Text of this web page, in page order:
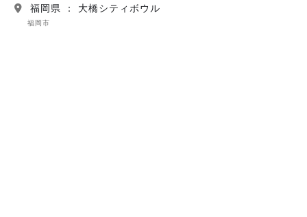
福岡県 ： 大橋シティボウル
福岡市